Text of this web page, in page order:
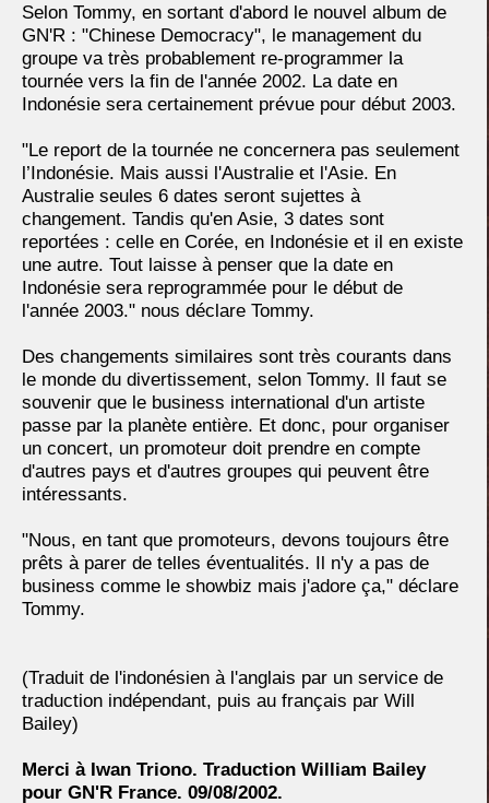
Selon Tommy, en sortant d'abord le nouvel album de
GN'R : "Chinese Democracy", le management du
groupe va très probablement re-programmer la
tournée vers la fin de l'année 2002. La date en
Indonésie sera certainement prévue pour début 2003.
"Le report de la tournée ne concernera pas seulement
l’Indonésie. Mais aussi l'Australie et l'Asie. En
Australie seules 6 dates seront sujettes à
changement. Tandis qu'en Asie, 3 dates sont
reportées : celle en Corée, en Indonésie et il en existe
une autre. Tout laisse à penser que la date en
Indonésie sera reprogrammée pour le début de
l'année 2003." nous déclare Tommy.
Des changements similaires sont très courants dans
le monde du divertissement, selon Tommy. Il faut se
souvenir que le business international d'un artiste
passe par la planète entière. Et donc, pour organiser
un concert, un promoteur doit prendre en compte
d'autres pays et d'autres groupes qui peuvent être
intéressants.
"Nous, en tant que promoteurs, devons toujours être
prêts à parer de telles éventualités. Il n'y a pas de
business comme le showbiz mais j'adore ça," déclare
Tommy.
(Traduit de l'indonésien à l'anglais par un service de
traduction indépendant, puis au français par Will
Bailey)
Merci à Iwan Triono. Traduction William Bailey
pour GN'R France. 09/08/2002.